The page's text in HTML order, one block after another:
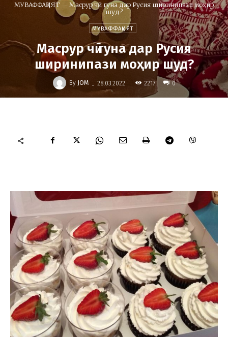
МУВАФФАҚИЯТ
Масрур чӣ гуна дар Русия ширинипази моҳир
шуд?
МУВАФФАҚИЯТ
Масрур чӣ гуна дар Русия
ширинипази моҳир шуд?
By JOM - 28.03.2022 2217 0